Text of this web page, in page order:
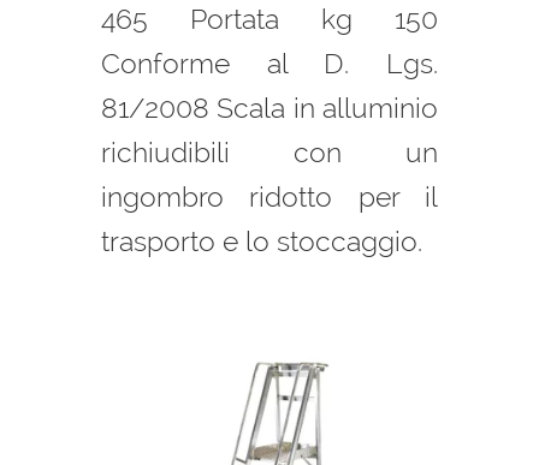
465 Portata kg 150
Conforme al D. Lgs.
81/2008 Scala in alluminio
richiudibili con un
ingombro ridotto per il
trasporto e lo stoccaggio.